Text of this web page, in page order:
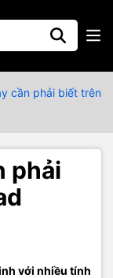
cần phải biết trên
phải
với nhiều tính